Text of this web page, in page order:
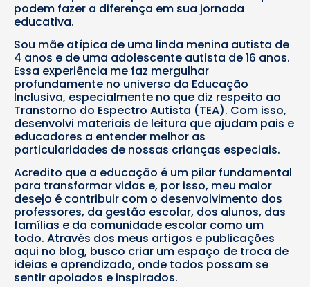
podem fazer a diferença em sua jornada
educativa.
Sou mãe atípica de uma linda menina autista de
4 anos e de uma adolescente autista de 16 anos.
Essa experiência me faz mergulhar
profundamente no universo da Educação
Inclusiva, especialmente no que diz respeito ao
Transtorno do Espectro Autista (TEA). Com isso,
desenvolvi materiais de leitura que ajudam pais e
educadores a entender melhor as
particularidades de nossas crianças especiais.
Acredito que a educação é um pilar fundamental
para transformar vidas e, por isso, meu maior
desejo é contribuir com o desenvolvimento dos
professores, da gestão escolar, dos alunos, das
famílias e da comunidade escolar como um
todo. Através dos meus artigos e publicações
aqui no blog, busco criar um espaço de troca de
ideias e aprendizado, onde todos possam se
sentir apoiados e inspirados.